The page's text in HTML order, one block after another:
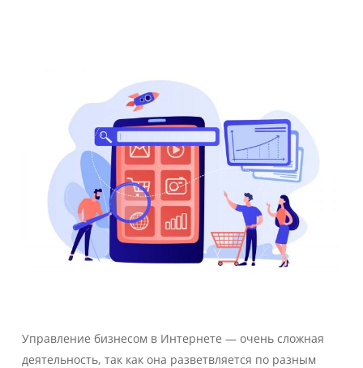
Управление бизнесом в Интернете — очень сложная
деятельность, так как она разветвляется по разным